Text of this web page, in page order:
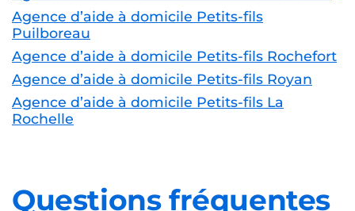
Agence d’aide à domicile Petits-fils
Puilboreau
Agence d’aide à domicile Petits-fils Rochefort
Agence d’aide à domicile Petits-fils Royan
Agence d’aide à domicile Petits-fils La
Rochelle
Questions fréquentes